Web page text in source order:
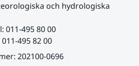
och hydrologiska
011-495 80 00
495 82 00
202100-0696